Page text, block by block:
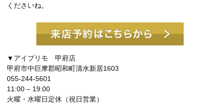
くださいね。
▼アイプリモ 甲府店
甲府市中巨摩郡昭和町清水新居1603
055-244-5601
11:00 – 19:00
火曜・水曜日定休（祝日営業）